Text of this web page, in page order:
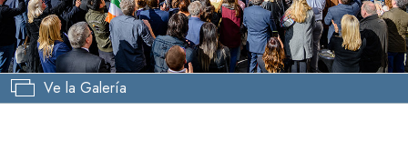
Ve la Galería